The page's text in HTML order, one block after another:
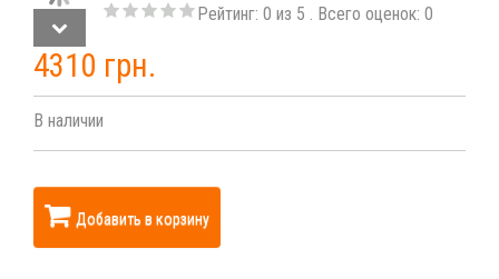
Рейтинг:0 из 5 . Всего оценок:0
4310 грн.
В наличии
Добавить в корзину